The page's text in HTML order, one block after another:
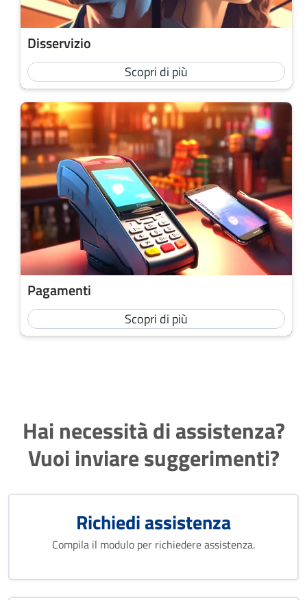
Disservizio
Scopri di più
Pagamenti
Scopri di più
Hai necessità di assistenza?
Vuoi inviare suggerimenti?
Richiedi assistenza
Compila il modulo per richiedere assistenza.